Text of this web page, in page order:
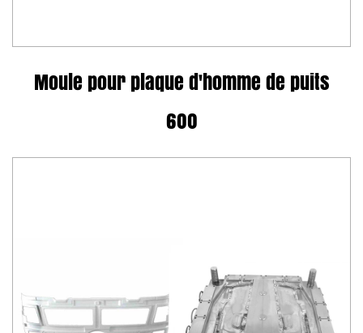
Moule pour plaque d'homme de puits
600